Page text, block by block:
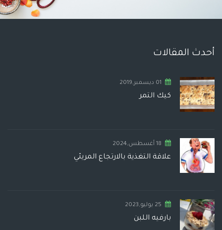
أحدث المقالات
01 ديسمبر,2019
كيك التمر
18 أغسطس,2024
علاقة التغذية بالارتجاع المريئي
25 يوليو,2023
بارفيه اللبن